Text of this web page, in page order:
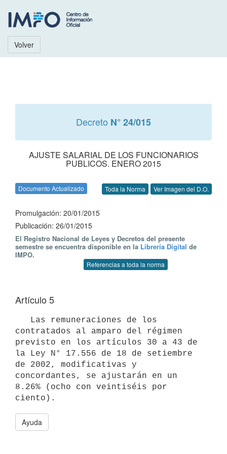
Volver
Decreto N° 24/015
AJUSTE SALARIAL DE LOS FUNCIONARIOS
PUBLICOS. ENERO 2015
Documento Actualizado Toda la Norma Ver Imagen del D.O.
Promulgación: 20/01/2015
Publicación: 26/01/2015
El Registro Nacional de Leyes y Decretos del presente
semestre se encuentra disponible en la Librería Digital de
IMPO.
Referencias a toda la norma
Artículo 5
contratados al amparo del régimen
previsto en los artículos 30 a 43 de
la Ley N° 17.556 de 18 de setiembre
de 2002, modificativas y
concordantes, se ajustarán en un
8.26% (ocho con veintiséis por
Ayuda